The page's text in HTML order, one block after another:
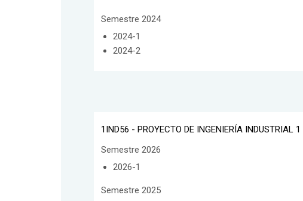
Semestre 2024
2024-1
2024-2
1IND56 - PROYECTO DE INGENIERÍA INDUSTRIAL 1
Semestre 2026
2026-1
Semestre 2025